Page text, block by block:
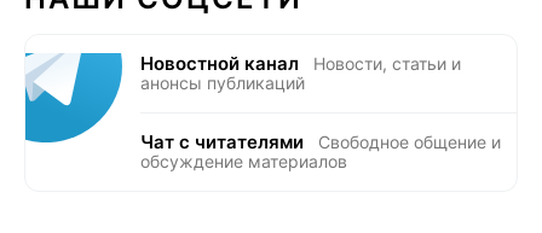
Новостной канал
Новости, статьи и
анонсы публикаций
Чат с читателями
Свободное общение и
обсуждение материалов